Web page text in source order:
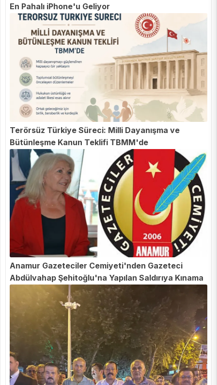
En Pahalı iPhone'u Geliyor
Terörsüz Türkiye Süreci: Milli Dayanışma ve
Bütünleşme Kanun Teklifi TBMM'de
Anamur Gazeteciler Cemiyeti'nden Gazeteci
Abdülvahap Şehitoğlu'na Yapılan Saldırıya Kınama